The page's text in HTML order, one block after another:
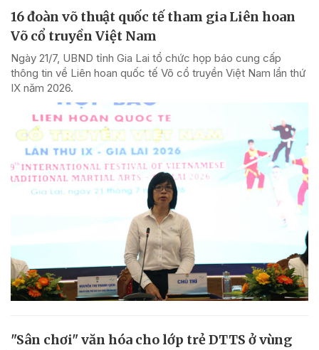
16 đoàn võ thuật quốc tế tham gia Liên hoan
Võ cổ truyền Việt Nam
Ngày 21/7, UBND tỉnh Gia Lai tổ chức họp báo cung cấp
thông tin về Liên hoan quốc tế Võ cổ truyền Việt Nam lần thứ
IX năm 2026.
"Sân chơi" văn hóa cho lớp trẻ DTTS ở vùng